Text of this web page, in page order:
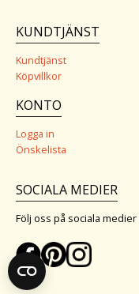
KUNDTJÄNST
Kundtjänst
Köpvillkor
KONTO
Logga in
Önskelista
SOCIALA MEDIER
Följ oss på sociala medier